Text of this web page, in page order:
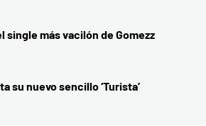
single más vacilón de Gomezz
su nuevo sencillo ‘Turista’